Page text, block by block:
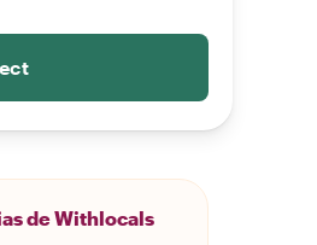
de Withlocals